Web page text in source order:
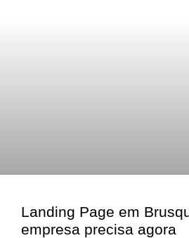
Landing Page em
empresa precisa agora